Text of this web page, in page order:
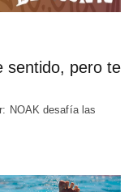
sentido, pero te
NOAK desafía las